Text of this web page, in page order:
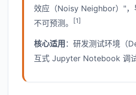
效应（Noisy Neighbor）"，
不可预测。
[1]
核心适用 ：研发测试环境（
互式 Jupyter Notebook 调试